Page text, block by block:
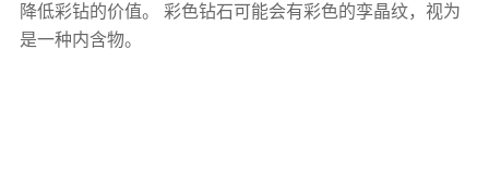
降低彩钻的价值。 彩色钻石可能会有彩色的孪晶纹，视为
是一种内含物。